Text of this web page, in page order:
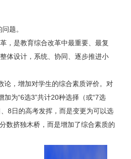
题。
是教育综合改革中最重要、最复
体设计，系统、协同、逐步推进小
，增加对学生的综合素质评价。对
为“6选3”共计20种选择（或“7选
8日的高考发挥，而是变更为可以选
数挤独木桥，而是增加了综合素质的